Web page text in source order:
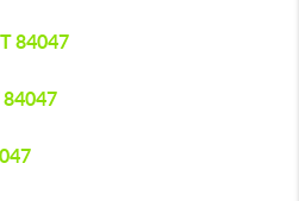
84047